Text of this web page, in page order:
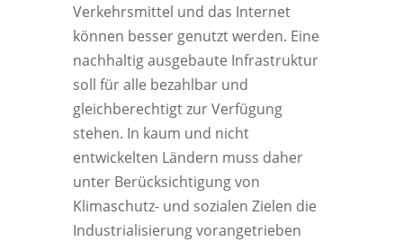
Verkehrsmittel und das Internet
können besser genutzt werden. Eine
nachhaltig ausgebaute Infrastruktur
soll für alle bezahlbar und
gleichberechtigt zur Verfügung
stehen. In kaum und nicht
entwickelten Ländern muss daher
unter Berücksichtigung von
Klimaschutz- und sozialen Zielen die
Industrialisierung vorangetrieben